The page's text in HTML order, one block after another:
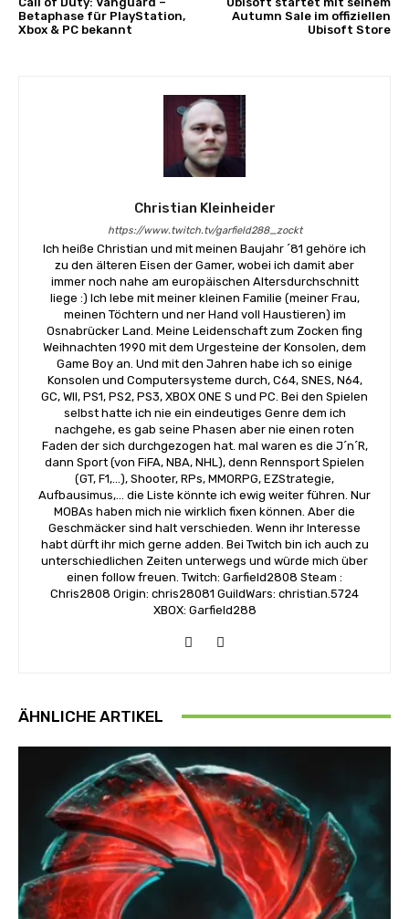
Betaphase für PlayStation,
Xbox & PC bekannt
Autumn Sale im offiziellen
Ubisoft Store
Christian Kleinheider
https://www.twitch.tv/garfield288_zockt
Ich heiße Christian und mit meinen Baujahr ´81 gehöre ich
zu den älteren Eisen der Gamer, wobei ich damit aber
immer noch nahe am europäischen Altersdurchschnitt
liege :) Ich lebe mit meiner kleinen Familie (meiner Frau,
meinen Töchtern und ner Hand voll Haustieren) im
Osnabrücker Land. Meine Leidenschaft zum Zocken fing
Weihnachten 1990 mit dem Urgesteine der Konsolen, dem
Game Boy an. Und mit den Jahren habe ich so einige
Konsolen und Computersysteme durch, C64, SNES, N64,
GC, WII, PS1, PS2, PS3, XBOX ONE S und PC. Bei den Spielen
selbst hatte ich nie ein eindeutiges Genre dem ich
nachgehe, es gab seine Phasen aber nie einen roten
Faden der sich durchgezogen hat. mal waren es die J´n´R,
dann Sport (von FiFA, NBA, NHL), denn Rennsport Spielen
(GT, F1,...), Shooter, RPs, MMORPG, EZStrategie,
Aufbausimus,... die Liste könnte ich ewig weiter führen. Nur
MOBAs haben mich nie wirklich fixen können. Aber die
Geschmäcker sind halt verschieden. Wenn ihr Interesse
habt dürft ihr mich gerne adden. Bei Twitch bin ich auch zu
unterschiedlichen Zeiten unterwegs und würde mich über
einen follow freuen. Twitch: Garfield2808 Steam :
Chris2808 Origin: chris28081 GuildWars: christian.5724
XBOX: Garfield288
ÄHNLICHE ARTIKEL